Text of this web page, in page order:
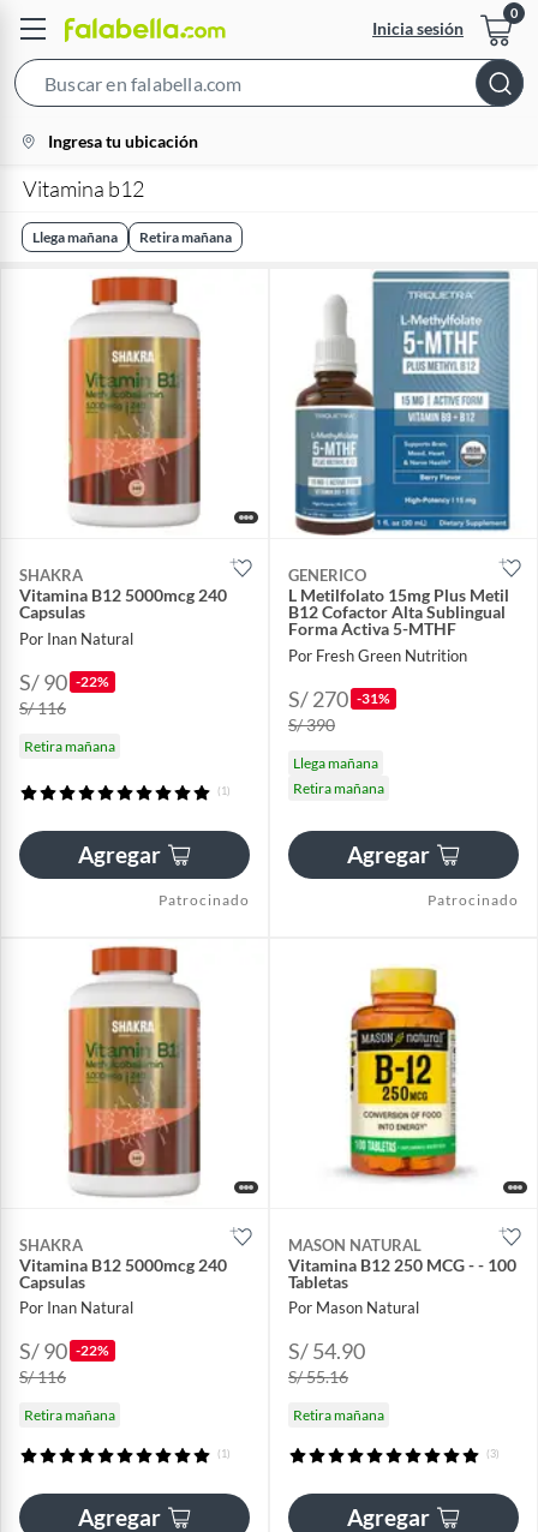
Inicia sesión
Bar
location-
icon
Ingresa tu ubicación
Vitamina b12
Llega mañana Retira mañana
SHAKRA
Vitamina B12 5000mcg 240
Capsulas
Por Inan Natural
S/ 90 -22%
S/ 116
Retira mañana
(1)
Agregar
Patrocinado
GENERICO
L Metilfolato 15mg Plus Metil
B12 Cofactor Alta Sublingual
Forma Activa 5-MTHF
Por Fresh Green Nutrition
S/ 270 -31%
S/ 390
Llega mañana
Retira mañana
Agregar
Patrocinado
SHAKRA
Vitamina B12 5000mcg 240
Capsulas
Por Inan Natural
S/ 90 -22%
S/ 116
Retira mañana
(1)
Agregar
MASON NATURAL
Vitamina B12 250 MCG - - 100
Tabletas
Por Mason Natural
S/ 54.90
S/ 55.16
Retira mañana
(3)
Agregar